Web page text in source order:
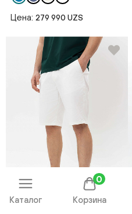
Цена: 279 990 UZS
Каталог Корзина
0